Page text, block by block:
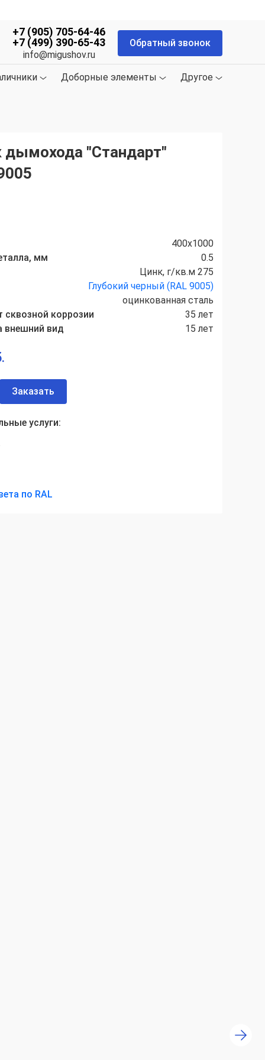
+7 (905) 705-64-46
+7 (499) 390-65-43
info@migushov.ru
Обратный звонок
Доборные элементы Другое
дымохода "Стандарт"
400х1000
мм
0.5
Цинк, г/кв.м 275
Глубокий черный (RAL 9005)
оцинкованная сталь
сквозной коррозии
35 лет
внешний вид
15 лет
Заказать
услуги:
по RAL